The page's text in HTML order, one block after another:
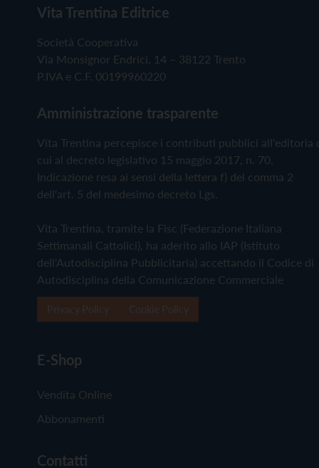
Vita Trentina Editrice
Società Cooperativa
Via Monsignor Endrici, 14 – 38122 Trento
P.IVA e C.F. 00199960220
Amministrazione trasparente
Vita Trentina percepisce i contributi pubblici all'editoria
cui al decreto legislativo 15 maggio 2017, n. 70.
Indicazione resa ai sensi della lettera f) del comma 2
dell'art. 5 del medesimo decreto Lgs.
Vita Trentina, tramite la Fisc (Federazione Italiana
Settimanali Cattolici), ha aderito allo IAP (Istituto
dell'Autodisciplina Pubblicitaria) accettando il Codice di
Autodisciplina della Comunicazione Commerciale
E-Shop
Vendita Online
Abbonamenti
Contatti